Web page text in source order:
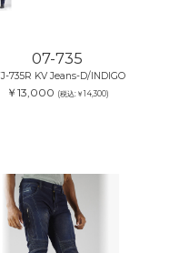
07-735
735R KV Jeans-D/INDIGO
￥13,000 (税込:￥14,300)